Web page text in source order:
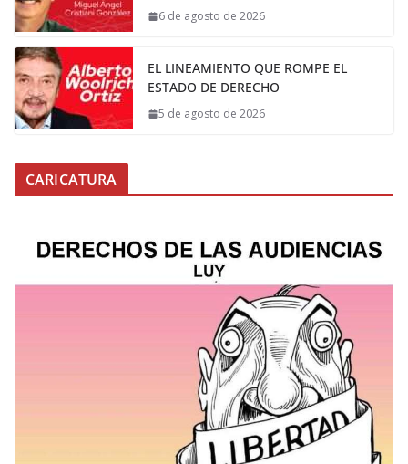
6 de agosto de 2026
EL LINEAMIENTO QUE ROMPE EL
ESTADO DE DERECHO
5 de agosto de 2026
CARICATURA